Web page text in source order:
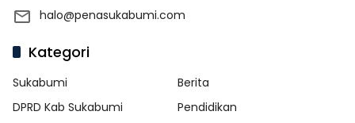
halo@penasukabumi.com
Kategori
Sukabumi
Berita
DPRD Kab Sukabumi
Pendidikan